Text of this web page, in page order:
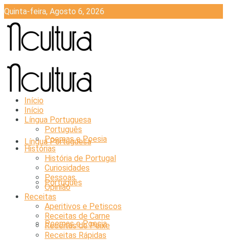
Quinta-feira, Agosto 6, 2026
Início
Língua Portuguesa
Português
Poemas e Poesia
Início
Língua Portuguesa
Português
Poemas e Poesia
Histórias
História de Portugal
Curiosidades
Pessoas
Opinião
Receitas
Aperitivos e Petiscos
Receitas de Carne
Receitas de Peixe
Receitas Rápidas